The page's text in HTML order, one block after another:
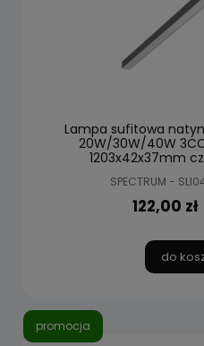
Lampa sufitowa
20W/30W/40W
1203x42x37mm
SPECTRUM -
122,00 zł
do
promocja